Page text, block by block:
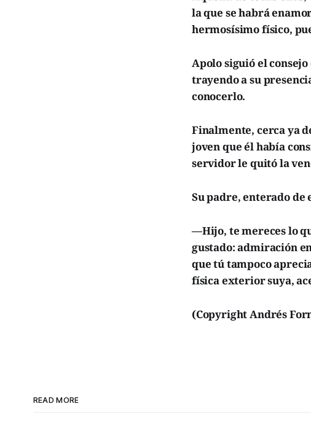
la que se habrá
hermosísimo físico,
Apolo siguió el
trayendo a su
conocerlo.
Finalmente, cerca ya
joven que él había
servidor le quitó la
Su padre, enterado de
—Hijo, te mereces lo
gustado: admiración
que tú tampoco
física exterior suya,
(Copyright Andrés
READ MORE